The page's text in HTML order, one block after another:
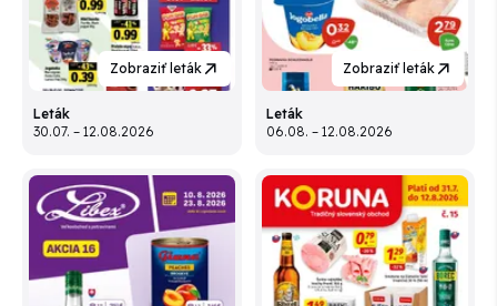
Zobraziť leták
Leták
30.07. – 12.08.2026
Zobraziť leták
Leták
06.08. – 12.08.2026